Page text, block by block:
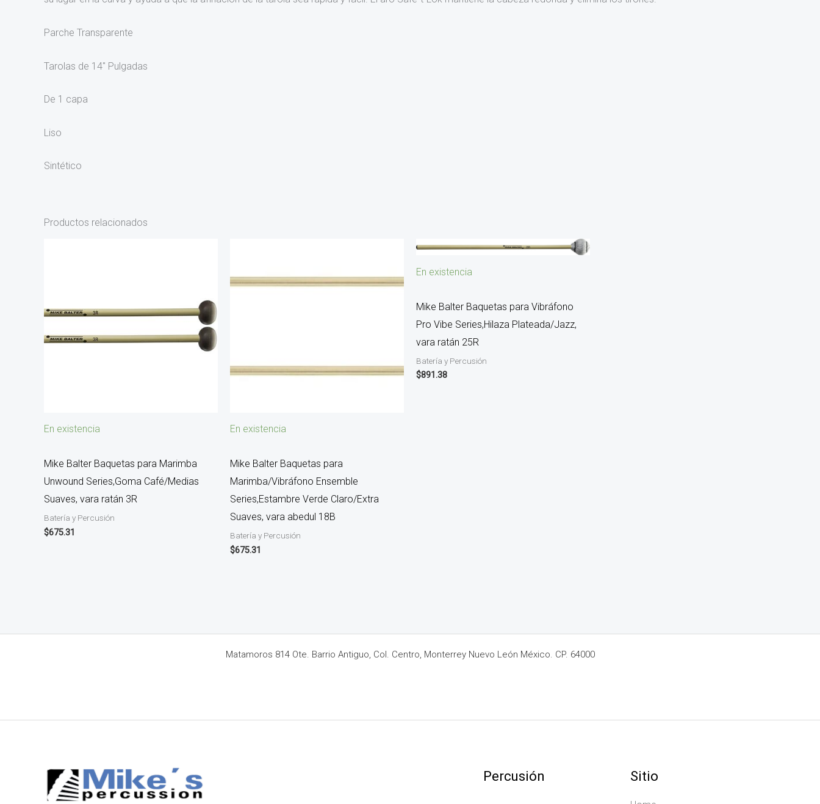
Parche Transparente
Tarolas de 14″ Pulgadas
De 1 capa
Liso
Sintético
Productos relacionados
En existencia
Mike Balter Baquetas para Marimba
Unwound Series,Goma Café/Medias
Suaves, vara ratán 3R
Batería y Percusión
$675.31
En existencia
Mike Balter Baquetas para
Marimba/Vibráfono Ensemble
Series,Estambre Verde Claro/Extra
Suaves, vara abedul 18B
Batería y Percusión
$675.31
En existencia
Mike Balter Baquetas para Vibráfono
Pro Vibe Series,Hilaza Plateada/Jazz,
vara ratán 25R
Batería y Percusión
$891.38
Matamoros 814 Ote. Barrio Antiguo, Col. Centro, Monterrey Nuevo León México. CP. 64000
Percusión Sitio